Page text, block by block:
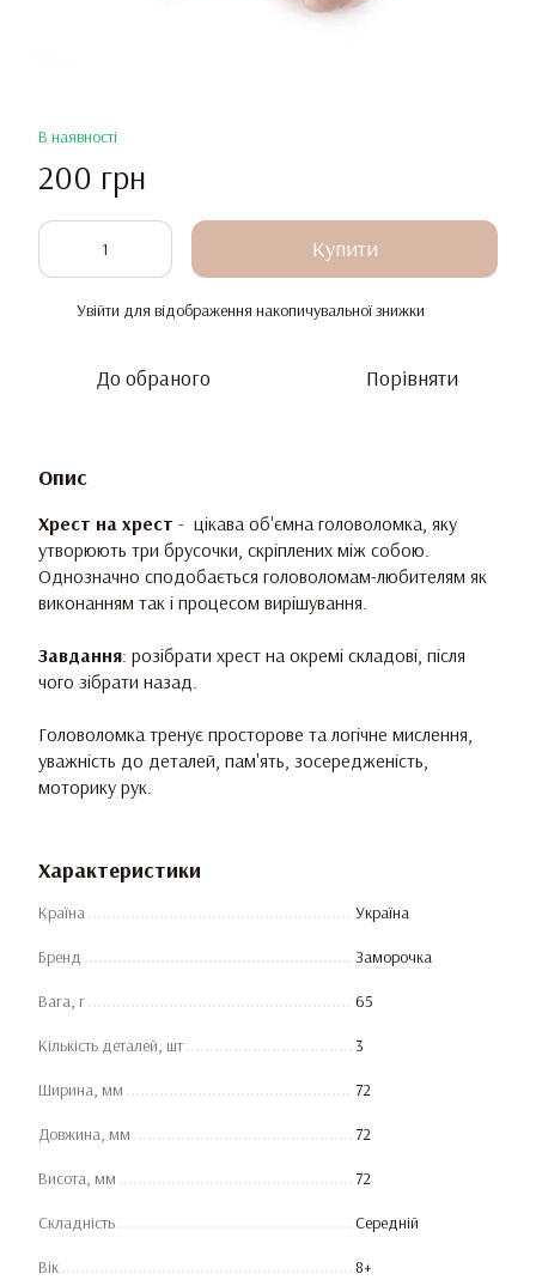
В наявності
200 грн
Купити
Увійти для відображення накопичувальної знижки
До обраного Порівняти
Опис
Хрест на хрест - цікава об'ємна головоломка, яку
утворюють три брусочки, скріплених між собою.
Однозначно сподобається головоломам-любителям як
виконанням так і процесом вирішування.
Завдання: розібрати хрест на окремі складові, після
чого зібрати назад.
Головоломка тренує просторове та логічне мислення,
уважність до деталей, пам'ять, зосередженість,
моторику рук.
Характеристики
Країна Україна
Бренд Заморочка
Вага, г 65
Кількість деталей, шт 3
Ширина, мм 72
Довжина, мм 72
Висота, мм 72
Складність Середній
Вік 8+